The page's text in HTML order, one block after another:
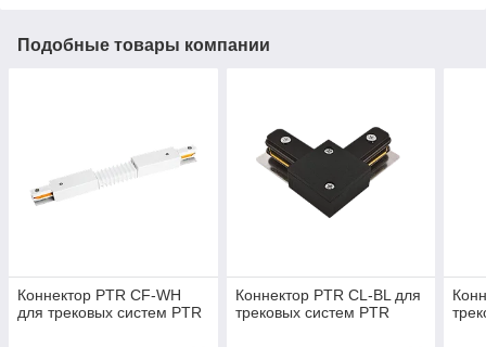
Подобные товары компании
Коннектор PTR CF-WH
для трековых систем PTR
Коннектор PTR CL-BL для
трековых систем PTR